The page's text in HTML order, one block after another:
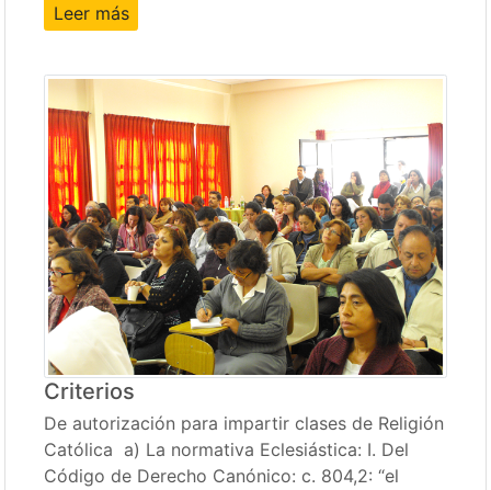
Leer más
Criterios
De autorización para impartir clases de Religión
Católica a) La normativa Eclesiástica: I. Del
Código de Derecho Canónico: c. 804,2: “el